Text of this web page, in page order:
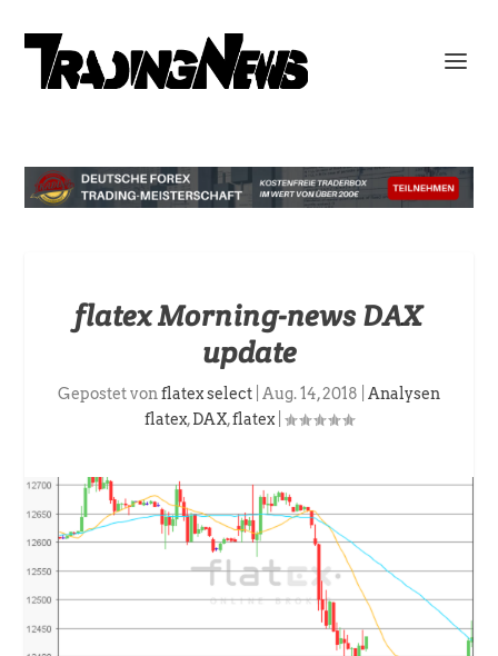
flatex Morning-news DAX
update
Gepostet vonflatex select Aug. 14, 2018
Analysen
flatex,DAX,flatex